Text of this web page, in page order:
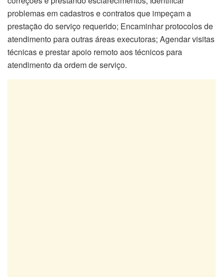
problemas em cadastros e contratos que impeçam a
prestação do serviço requerido; Encaminhar protocolos de
atendimento para outras áreas executoras; Agendar visitas
técnicas e prestar apoio remoto aos técnicos para
atendimento da ordem de serviço.